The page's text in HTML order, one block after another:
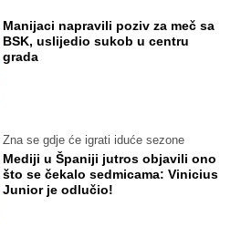
Manijaci napravili poziv za meč sa
BSK, uslijedio sukob u centru
grada
Zna se gdje će igrati iduće sezone
Mediji u Španiji jutros objavili ono
što se čekalo sedmicama: Vinicius
Junior je odlučio!